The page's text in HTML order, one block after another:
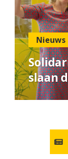
Nieuws
slaan